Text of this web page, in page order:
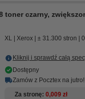
toner czarny,
XL Xerox ± 31.300 stron
Kliknij i sprawdź całą
Dostępny
Zamów z Pocztex na jutro!
Za stronę 0,009 zł